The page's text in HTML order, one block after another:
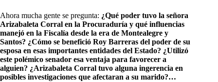
Ahora mucha gente se pregunta: ¿Qué poder tuvo la señora
Arizabaleta Corral en la Procuraduría y qué influencias
manejó en la Fiscalía desde la era de Montealegre y
Santos? ¿Cómo se benefició Roy Barreras del poder de su
esposa en esas importantes entidades del Estado? ¿Utilizó
este polémico senador esa ventaja para favorecer a
alguien? ¿Arizabaleta Corral tuvo alguna ingerencia en
posibles investigaciones que afectaran a su marido?…